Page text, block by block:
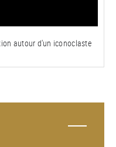
autour d'un iconoclaste